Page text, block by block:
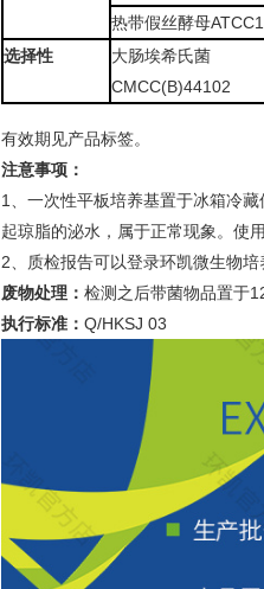
热带假丝酵母
选择性
大肠埃希氏菌
CMCC(B)44102
有效期见产品标签。
注意事项：
1、一次性平板培养基置于冰箱冷
起琼脂的泌水，属于正常现象。使
2、质检报告可以登录环凯微生物培
废物处理： 检测之后带菌物品置于
执行标准： Q/HKSJ 03